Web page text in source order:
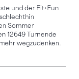
und der Fit+Fun
Sommer
12649 Turnende
wegzudenken.